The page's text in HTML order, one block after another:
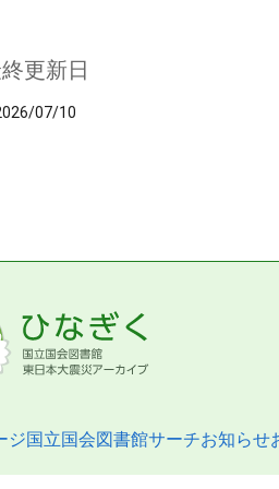
更新日
07/10
ジ国立国会図書館サーチお知らせ